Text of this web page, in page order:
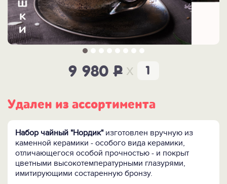
9 980P x
Удален из ассортимента
Набор чайный "Нордик"изготовлен вручную из
каменной керамики - особого вида керамики,
отличающегося особой прочностью - и покрыт
цветными высокотемпературными глазурями,
имитирующими состаренную бронзу.